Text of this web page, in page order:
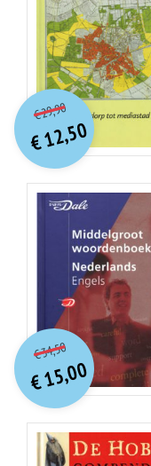
€29,90O
orspr
onkelijke
prijs
was:
€ 29,90.
€12,50
Huidige
prijs
is:€ 12,50.
€34,50O
orspr
onkelijke
prijs
was:
€ 34,50.
€15,00
Huidige
prijs
is:€ 15,00.